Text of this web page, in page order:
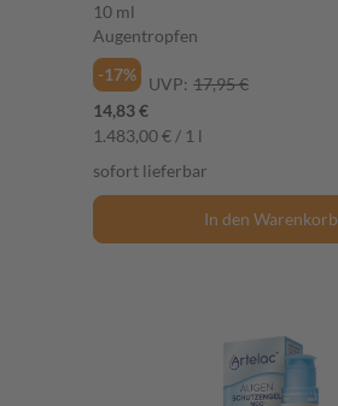
10 ml
Augentropfen
-17%
UVP: 17,95 €
14,83 €
1.483,00 € / 1 l
sofort lieferbar
In den Warenkorb